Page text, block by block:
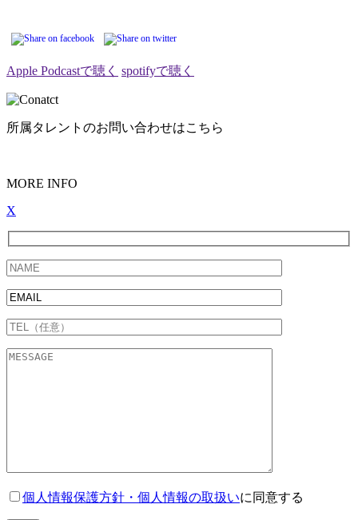
Apple Podcastで聴く spotifyで聴く
所属タレントのお問い合わせはこちら
MORE INFO
X
個人情報保護方針・個人情報の取扱いに同意する